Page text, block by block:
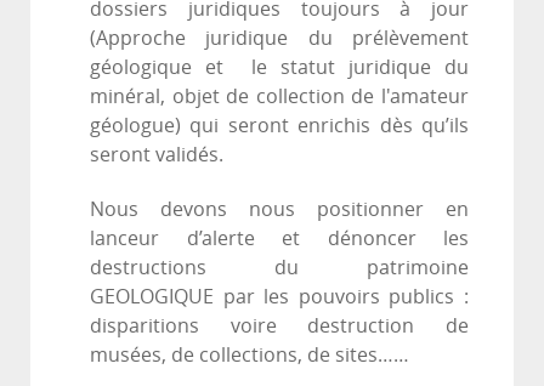
dossiers juridiques toujours à jour
(Approche juridique du prélèvement
géologique et le statut juridique du
minéral, objet de collection de l'amateur
géologue) qui seront enrichis dès qu’ils
seront validés.
Nous devons nous positionner en
lanceur d’alerte et dénoncer les
destructions du patrimoine
GEOLOGIQUE par les pouvoirs publics :
disparitions voire destruction de
musées, de collections, de sites……